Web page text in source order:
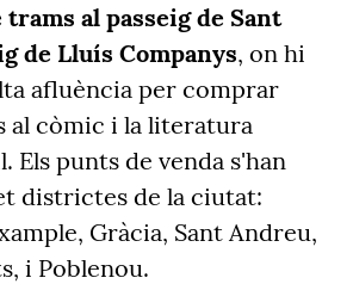
al passeig de Sant
de Lluís Companys, on hi
afluència per comprar
al còmic i la literatura
Els punts de venda s'han
districtes de la ciutat:
Gràcia, Sant Andreu,
i Poblenou.